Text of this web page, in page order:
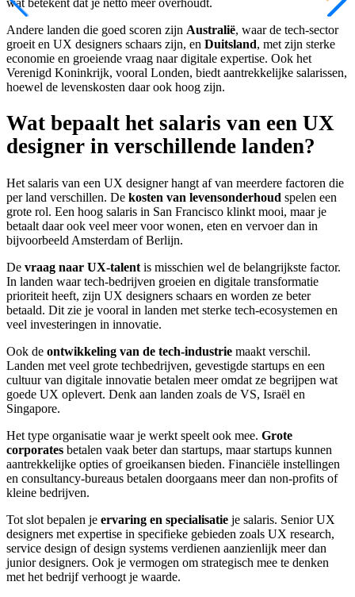
Andere landen die goed scoren zijn Australië, waar de tech-sector
groeit en UX designers schaars zijn, en Duitsland, met zijn sterke
economie en groeiende vraag naar digitale expertise. Ook het
Verenigd Koninkrijk, vooral Londen, biedt aantrekkelijke salarissen,
hoewel de levenskosten daar ook hoog zijn.
Wat bepaalt het salaris van een UX
designer in verschillende landen?
Het salaris van een UX designer hangt af van meerdere factoren die
per land verschillen. De kosten van levensonderhoud spelen een
grote rol. Een hoog salaris in San Francisco klinkt mooi, maar je
betaalt daar ook veel meer voor wonen, eten en vervoer dan in
bijvoorbeeld Amsterdam of Berlijn.
De vraag naar UX-talent is misschien wel de belangrijkste factor.
In landen waar tech-bedrijven groeien en digitale transformatie
prioriteit heeft, zijn UX designers schaars en worden ze beter
betaald. Dit zie je vooral in landen met sterke tech-ecosystemen en
veel investeringen in innovatie.
Ook de ontwikkeling van de tech-industrie maakt verschil.
Landen met veel grote techbedrijven, gevestigde startups en een
cultuur van digitale innovatie betalen meer omdat ze begrijpen wat
goede UX oplevert. Denk aan landen zoals de VS, Israël en
Singapore.
Het type organisatie waar je werkt speelt ook mee. Grote
corporates betalen vaak beter dan startups, maar startups kunnen
aantrekkelijke opties of groeikansen bieden. Financiële instellingen
en consultancy-bureaus betalen doorgaans meer dan non-profits of
kleine bedrijven.
Tot slot bepalen je ervaring en specialisatie je salaris. Senior UX
designers met expertise in specifieke gebieden zoals UX research,
service design of design systems verdienen aanzienlijk meer dan
junior designers. Ook je vermogen om strategisch mee te denken
met het bedrijf verhoogt je waarde.